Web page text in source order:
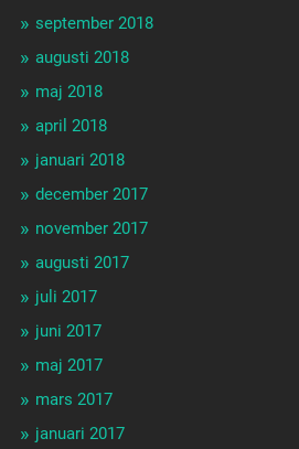
september 2018
augusti 2018
maj 2018
april 2018
januari 2018
december 2017
november 2017
augusti 2017
juli 2017
juni 2017
maj 2017
mars 2017
januari 2017